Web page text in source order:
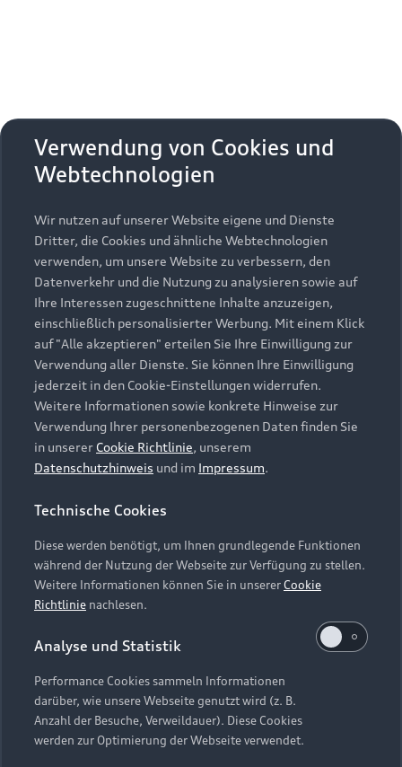
Zurück nach oben
Modelle
Alle Modelle
Modelle vergleichen
Elektromodelle
Plug-in-Hybride
Kaufen & leasen
Neuwagensuche
Gebrauchtwagensuche
Gebrauchtwagen
Finanzierung
Aktionen & Angebote
Geschäftskunden
Service & Zubehör
Saisonale Angebote
Audi Services
Garantie
Audi digital services
myAudi
Support
Kundenservice
Händlersuche
Audi Code
Online-Terminvereinbarung
Servicekontakt
Vertrag widerrufen
Über Audi
Unternehmen
Karriere
Investor Relations
Presse & Media Center
Datenschutz
Audi erleben
Newsletter
Impressum Rechtliches
Hinweisgebersystem
Datenschutzinformation
Cookie-Einstellungen
Cookie-Richtlinie
Barrierefreiheit
Hinweis: Die aktuelle Darstellung und Anordnung der
Embleme am Fahrzeug bei allen Abbildungen auf dieser
Webseite kann abweichen.
Verwendung von Cookies und
Webtechnologien
Wir nutzen auf unserer Website eigene und Dienste
Dritter, die Cookies und ähnliche Webtechnologien
verwenden, um unsere Website zu verbessern, den
Datenverkehr und die Nutzung zu analysieren sowie auf
Ihre Interessen zugeschnittene Inhalte anzuzeigen,
einschließlich personalisierter Werbung. Mit einem Klick
auf "Alle akzeptieren" erteilen Sie Ihre Einwilligung zur
Verwendung aller Dienste. Sie können Ihre Einwilligung
jederzeit in den Cookie-Einstellungen widerrufen.
Weitere Informationen sowie konkrete Hinweise zur
Verwendung Ihrer personenbezogenen Daten finden Sie
in unserer Cookie Richtlinie, unserem
Datenschutzhinweis und im Impressum.
Technische Cookies
Diese werden benötigt, um Ihnen grundlegende Funktionen
während der Nutzung der Webseite zur Verfügung zu stellen.
Weitere Informationen können Sie in unsererCookie
Richtlinie nachlesen.
Analyse und Statistik
Performance Cookies sammeln Informationen
darüber, wie unsere Webseite genutzt wird (z. B.
Anzahl der Besuche, Verweildauer). Diese Cookies
werden zur Optimierung der Webseite verwendet.